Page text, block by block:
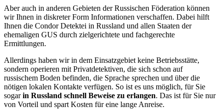
Aber auch in anderen Gebieten der Russischen Föderation können
wir Ihnen in diskreter Form Informationen verschaffen. Dabei hilft
Ihnen die Condor Detektei in Russland und allen Staaten der
ehemaligen GUS durch zielgerichtete und fachgerechte
Ermittlungen.
Allerdings haben wir in dem Einsatzgebiet keine Betriebsstätte,
sondern operieren mit Privatdetektiven, die sich schon auf
russischem Boden befinden, die Sprache sprechen und über die
nötigen lokalen Kontakte verfügen. So ist es uns möglich, für Sie
sogarin Russland schnell Beweise zu erlangen. Das ist für Sie nur
von Vorteil und spart Kosten für eine lange Anreise.